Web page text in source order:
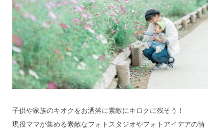
子供や家族のキオクをお洒落に素敵にキロクに残そう！
現役ママが集める素敵なフォトスタジオやフォトアイデアの情